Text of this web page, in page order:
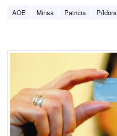
AOE Minsa Patricia Píldora